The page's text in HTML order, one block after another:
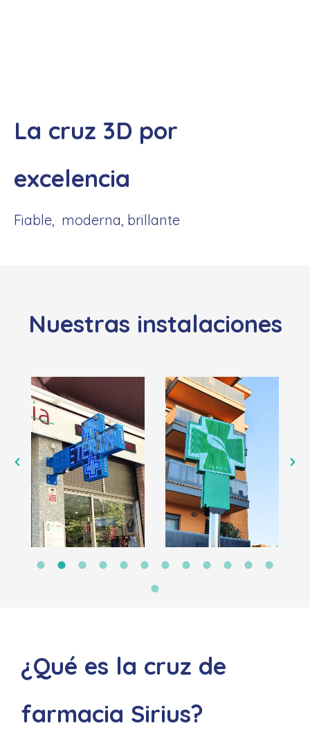
La cruz 3D por
excelencia
Fiable, moderna, brillante
Nuestras instalaciones
¿Qué es la cruz de
farmacia Sirius?